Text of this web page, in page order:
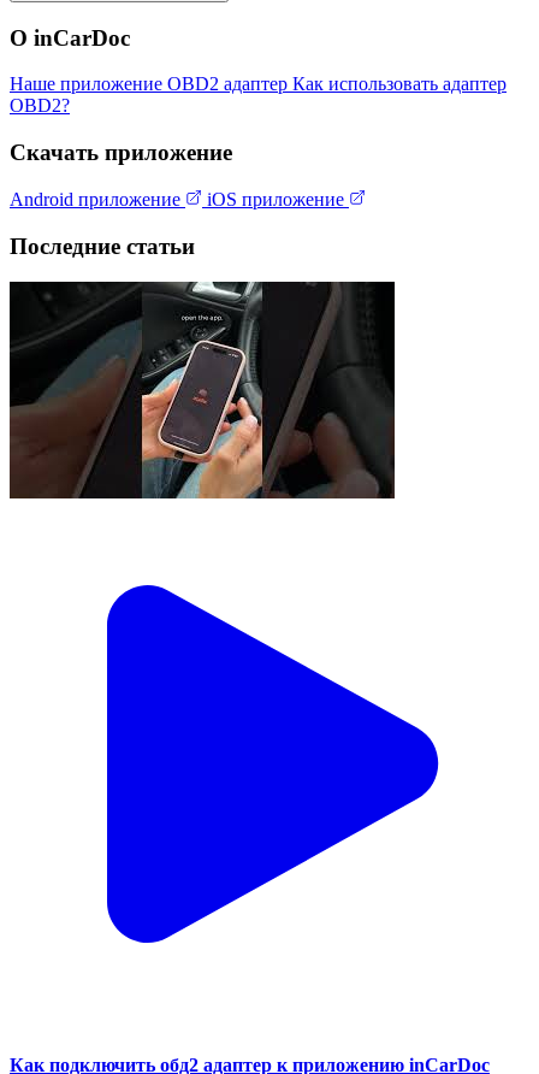
О inCarDoc
Наше приложение OBD2 адаптер Как использовать адаптер
OBD2?
Скачать приложение
Android приложение iOS приложение
Последние статьи
Как подключить обд2 адаптер к приложению inCarDoc